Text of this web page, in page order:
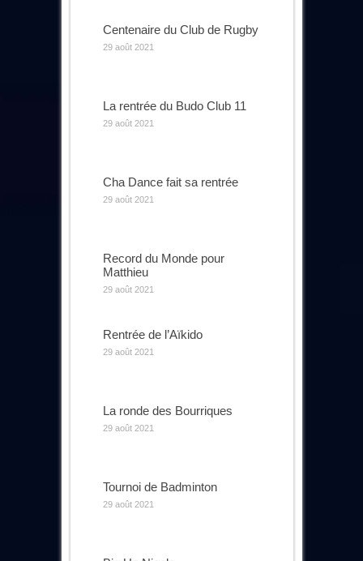
Centenaire du Club de Rugby
29 août 2021
La rentrée du Budo Club 11
29 août 2021
Cha Dance fait sa rentrée
29 août 2021
Record du Monde pour
Matthieu
29 août 2021
Rentrée de l’Aïkido
29 août 2021
La ronde des Bourriques
29 août 2021
Tournoi de Badminton
29 août 2021